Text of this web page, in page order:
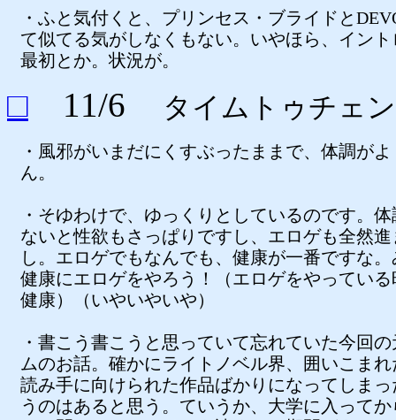
・ふと気付くと、プリンセス・ブライドと
て似てる気がしなくもない。いやほら、イン
最初とか。状況が。
□ 11/6 タイムトゥチェ
・風邪がいまだにくすぶったままで、体調が
ん。
・そゆわけで、ゆっくりとしているのです。
ないと性欲もさっぱりですし、エロゲも全然
し。エロゲでもなんでも、健康が一番ですな
健康にエロゲをやろう！（エロゲをやってい
健康）（いやいやいや）
・書こう書こうと思っていて忘れていた今回
ムのお話。確かにライトノベル界、囲いこま
読み手に向けられた作品ばかりになってしま
うのはあると思う。ていうか、大学に入って